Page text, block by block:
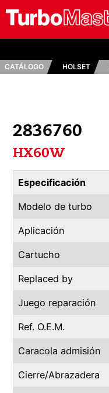
CATÁLOGO HOLSET
2836760
HX60W
Especificación
Modelo de turbo
Aplicación
Cartucho
Replaced by
Juego reparación
Ref. O.E.M.
Caracola admisión
Cierre/Abrazadera